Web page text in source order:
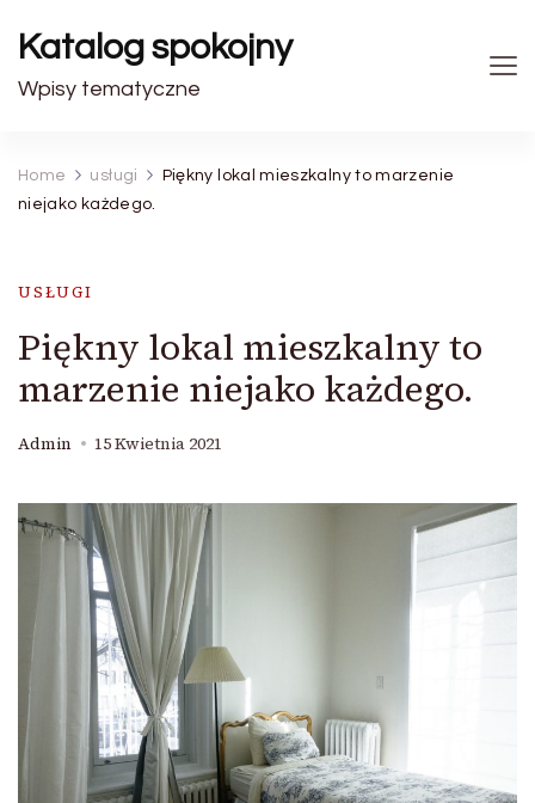
Katalog spokojny
Wpisy tematyczne
Home usługi
Piękny lokal mieszkalny to marzenie
niejako każdego.
USŁUGI
Piękny lokal mieszkalny to
marzenie niejako każdego.
Admin 15 Kwietnia 2021